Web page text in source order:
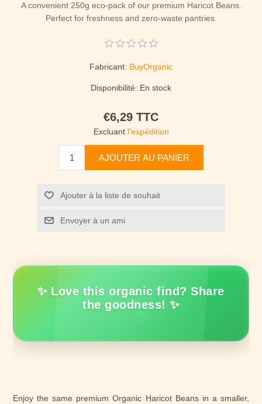
A convenient 250g eco-pack of our premium Haricot Beans.
Perfect for freshness and zero-waste pantries.
Fabricant: BuyOrganic
Disponibilité: En stock
€6,29 TTC
Excluant l'expédition
AJOUTER AU PANIER
Ajouter à la liste de souhait
Envoyer à un ami
✨ Love this organic find? Share
the goodness! ✨
Enjoy the same premium Organic Haricot Beans in a smaller,